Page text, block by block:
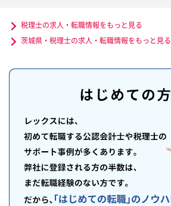
税理士の求人・転職情報をもっと見る
茨城県・税理士の求人・転職情報をもっと見る